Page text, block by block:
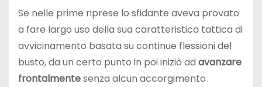
Se nelle prime riprese lo sfidante aveva provato
a fare largo uso della sua caratteristica tattica di
avvicinamento basata su continue flessioni del
busto, da un certo punto in poi iniziò ad avanzare
frontalmentesenza alcun accorgimento